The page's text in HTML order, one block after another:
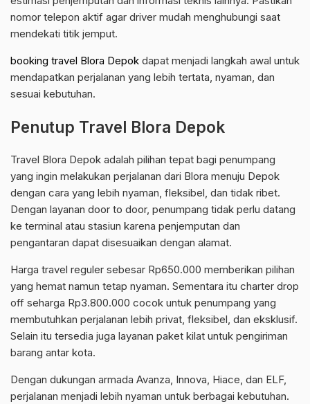
nomor telepon aktif agar driver mudah menghubungi saat
mendekati titik jemput.
booking travel Blora Depok dapat menjadi langkah awal untuk
mendapatkan perjalanan yang lebih tertata, nyaman, dan
sesuai kebutuhan.
Penutup Travel Blora Depok
Travel Blora Depok adalah pilihan tepat bagi penumpang
yang ingin melakukan perjalanan dari Blora menuju Depok
dengan cara yang lebih nyaman, fleksibel, dan tidak ribet.
Dengan layanan door to door, penumpang tidak perlu datang
ke terminal atau stasiun karena penjemputan dan
pengantaran dapat disesuaikan dengan alamat.
Harga travel reguler sebesar Rp650.000 memberikan pilihan
yang hemat namun tetap nyaman. Sementara itu charter drop
off seharga Rp3.800.000 cocok untuk penumpang yang
membutuhkan perjalanan lebih privat, fleksibel, dan eksklusif.
Selain itu tersedia juga layanan paket kilat untuk pengiriman
barang antar kota.
Dengan dukungan armada Avanza, Innova, Hiace, dan ELF,
perjalanan menjadi lebih nyaman untuk berbagai kebutuhan.